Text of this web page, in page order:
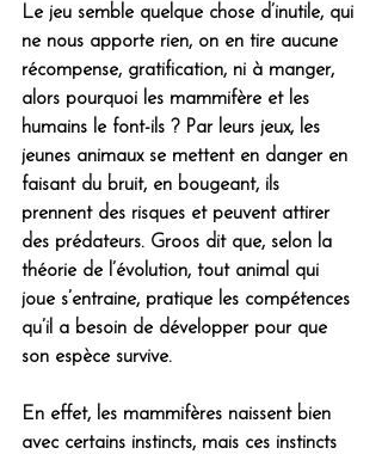
Le jeu semble quelque chose d’inutile, qui
ne nous apporte rien, on en tire aucune
récompense, gratification, ni à manger,
alors pourquoi les mammifère et les
humains le font-ils ? Par leurs jeux, les
jeunes animaux se mettent en danger en
faisant du bruit, en bougeant, ils
prennent des risques et peuvent attirer
des prédateurs. Groos dit que, selon la
théorie de l’évolution, tout animal qui
joue s’entraine, pratique les compétences
qu’il a besoin de développer pour que
son espèce survive.
En effet, les mammifères naissent bien
avec certains instincts, mais ces instincts